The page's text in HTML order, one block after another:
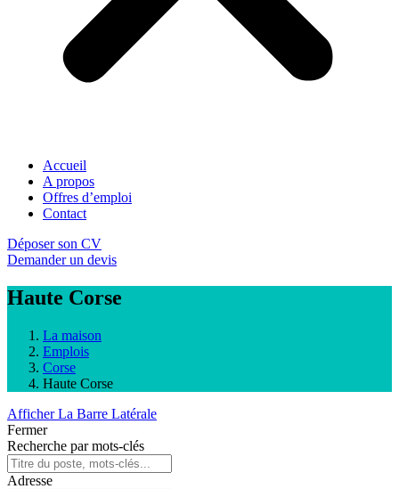
Accueil
A propos
Offres d’emploi
Contact
Déposer son CV
Demander un devis
Haute Corse
La maison
Emplois
Corse
Haute Corse
Afficher La Barre Latérale
Fermer
Recherche par mots-clés
Adresse